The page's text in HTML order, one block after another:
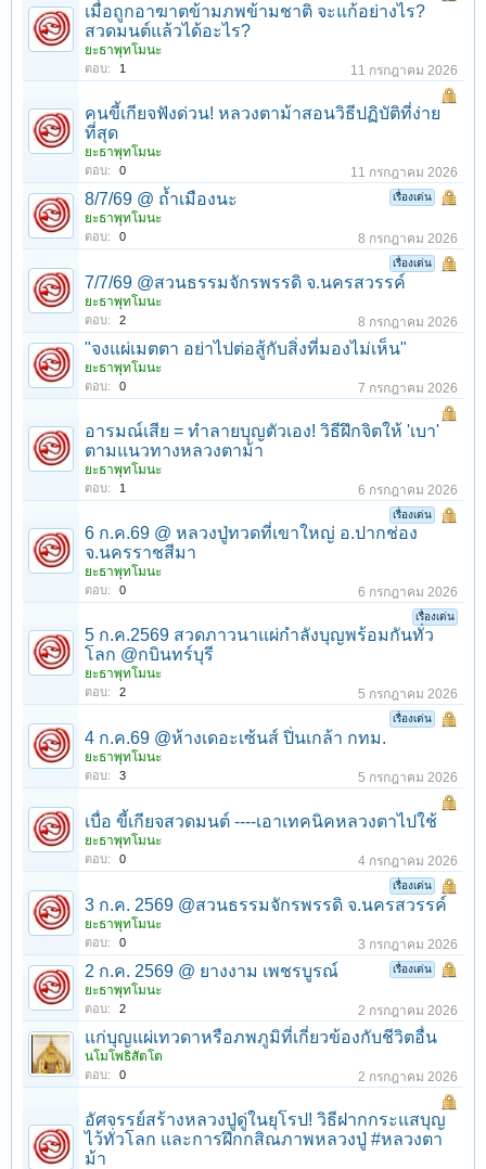
เมื่อถูกอาฆาตข้ามภพข้ามชาติ จะแก้อย่างไร?
สวดมนต์แล้วได้อะไร?
ยะธาพุทโมนะ
ตอบ: 1 11 กรกฎาคม 2026
คนขี้เกียจฟังด่วน! หลวงตาม้าสอนวิธีปฏิบัติที่ง่าย
ที่สุด
ยะธาพุทโมนะ
ตอบ: 0 11 กรกฎาคม 2026
เรื่องเด่น
8/7/69 @ ถ้ำเมืองนะ
ยะธาพุทโมนะ
ตอบ: 0 8 กรกฎาคม 2026
เรื่องเด่น
7/7/69 @สวนธรรมจักรพรรดิ จ.นครสวรรค์
ยะธาพุทโมนะ
ตอบ: 2 8 กรกฎาคม 2026
"จงแผ่เมตตา อย่าไปต่อสู้กับสิ่งที่มองไม่เห็น"
ยะธาพุทโมนะ
ตอบ: 0 7 กรกฎาคม 2026
อารมณ์เสีย = ทำลายบุญตัวเอง! วิธีฝึกจิตให้ 'เบา'
ตามแนวทางหลวงตาม้า
ยะธาพุทโมนะ
ตอบ: 1 6 กรกฎาคม 2026
เรื่องเด่น
6 ก.ค.69 @ หลวงปู่ทวดที่เขาใหญ่ อ.ปากช่อง
จ.นครราชสีมา
ยะธาพุทโมนะ
ตอบ: 0 6 กรกฎาคม 2026
เรื่องเด่น
5 ก.ค.2569 สวดภาวนาแผ่กำลังบุญพร้อมกันทั่ว
โลก @กบินทร์บุรี
ยะธาพุทโมนะ
ตอบ: 2 5 กรกฎาคม 2026
เรื่องเด่น
4 ก.ค.69 @ห้างเดอะเซ้นส์ ปิ่นเกล้า กทม.
ยะธาพุทโมนะ
ตอบ: 3 5 กรกฎาคม 2026
เบื่อ ขี้เกียจสวดมนต์ ----เอาเทคนิคหลวงตาไปใช้
ยะธาพุทโมนะ
ตอบ: 0 4 กรกฎาคม 2026
เรื่องเด่น
3 ก.ค. 2569 @สวนธรรมจักรพรรดิ จ.นครสวรรค์
ยะธาพุทโมนะ
ตอบ: 0 3 กรกฎาคม 2026
เรื่องเด่น
2 ก.ค. 2569 @ ยางงาม เพชรบูรณ์
ยะธาพุทโมนะ
ตอบ: 2 2 กรกฎาคม 2026
แก่บุญแผ่เทวดาหรือภพภูมิที่เกี่ยวข้องกับชีวิตอื่น
นโมโพธิสัตโต
ตอบ: 0 2 กรกฎาคม 2026
อัศจรรย์สร้างหลวงปู่ดู่ในยุโรป! วิธีฝากกระแสบุญ
ไว้ทั่วโลก และการฝึกกสิณภาพหลวงปู่ #หลวงตา
ม้า